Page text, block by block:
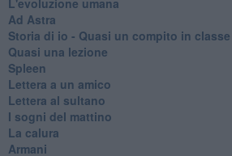
Ad Astra
Storia di io - Quasi un compito in classe
Quasi una lezione
Spleen
Lettera a un amico
Lettera al sultano
I sogni del mattino
La calura
Armani